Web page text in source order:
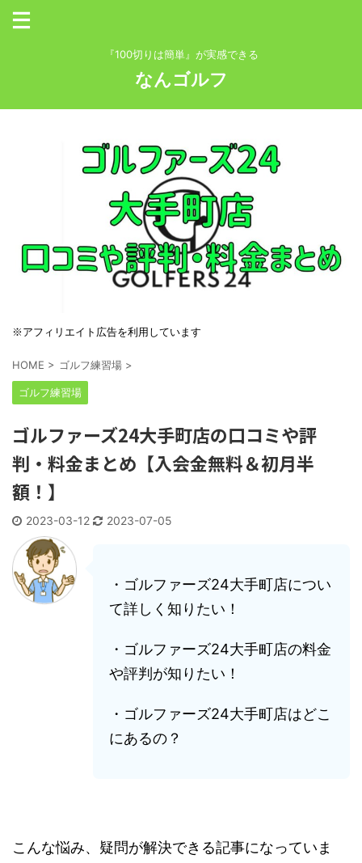
『100切りは簡単』が実感できる
なんゴルフ
※アフィリエイト広告を利用しています
HOME > ゴルフ練習場 >
ゴルフ練習場
ゴルファーズ24大手町店の口コミや評
判・料金まとめ【入会金無料＆初月半
額！】
2023-03-12 2023-07-05
・ゴルファーズ24大手町店につい
て詳しく知りたい！
・ゴルファーズ24大手町店の料金
や評判が知りたい！
・ゴルファーズ24大手町店はどこ
にあるの？
こんな悩み、疑問が解決できる記事になっていま